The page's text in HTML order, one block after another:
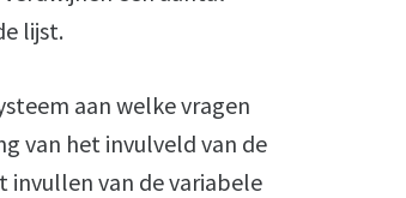
lijst.
aan welke vragen
van het invulveld van de
invullen van de variabele